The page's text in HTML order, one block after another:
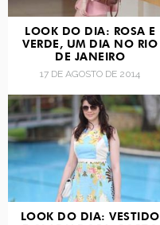
LOOK DO DIA: ROSA E
VERDE, UM DIA NO RIO
DE JANEIRO
17 DE AGOSTO DE 2014
LOOK DO DIA: VESTIDO